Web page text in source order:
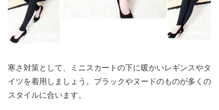
寒さ対策として、ミニスカートの下に暖かいレギンスやタ
イツを着用しましょう。ブラックやヌードのものが多くの
スタイルに合います。